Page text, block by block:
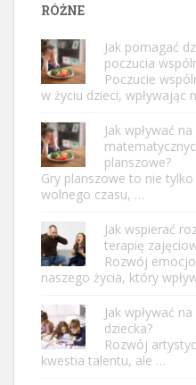
RÓŻNE
Jak pomagać
poczucia
Poczucie
w życiu dzieci, wpływając
Jak wpływać
planszowe?
Gry planszowe to nie
wolnego czasu, …
Jak wspierać
terapię
Rozwój
naszego życia, który
Jak wpływać
dziecka?
Rozwój
kwestia talentu, ale …